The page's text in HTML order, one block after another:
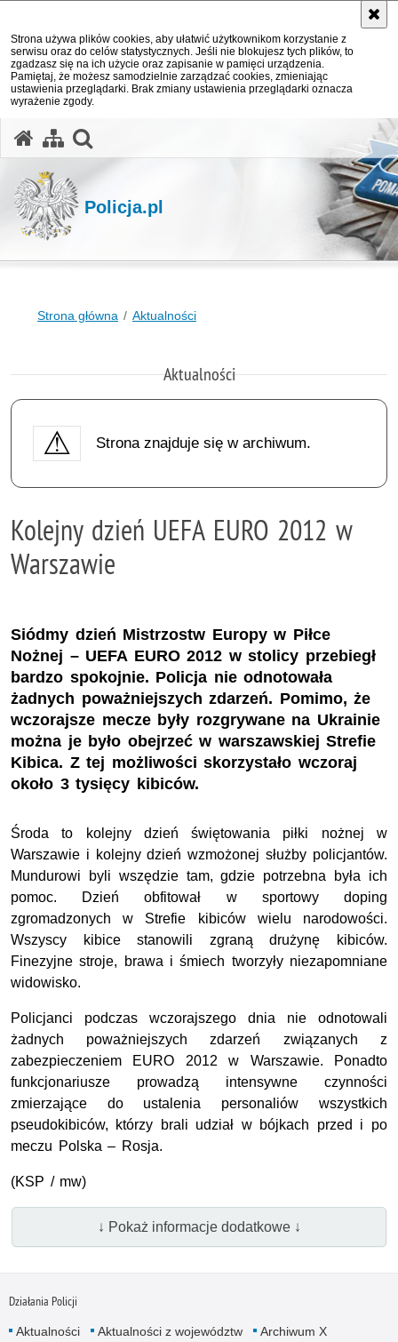
Strona używa plików cookies, aby ułatwić użytkownikom korzystanie z
serwisu oraz do celów statystycznych. Jeśli nie blokujesz tych plików, to
zgadzasz się na ich użycie oraz zapisanie w pamięci urządzenia.
Pamiętaj, że możesz samodzielnie zarządzać cookies, zmieniając
ustawienia przeglądarki. Brak zmiany ustawienia przeglądarki oznacza
wyrażenie zgody.
Policja.pl
Strona główna Aktualności
Aktualności
Strona znajduje się w archiwum.
Kolejny dzień UEFA EURO 2012 w
Warszawie
Siódmy dzień Mistrzostw Europy w Piłce
Nożnej – UEFA EURO 2012 w stolicy przebiegł
bardzo spokojnie. Policja nie odnotowała
żadnych poważniejszych zdarzeń. Pomimo, że
wczorajsze mecze były rozgrywane na Ukrainie
można je było obejrzeć w warszawskiej Strefie
Kibica. Z tej możliwości skorzystało wczoraj
około 3 tysięcy kibiców.
Środa to kolejny dzień świętowania piłki nożnej w
Warszawie i kolejny dzień wzmożonej służby policjantów.
Mundurowi byli wszędzie tam, gdzie potrzebna była ich
pomoc. Dzień obfitował w sportowy doping
zgromadzonych w Strefie kibiców wielu narodowości.
Wszyscy kibice stanowili zgraną drużynę kibiców.
Finezyjne stroje, brawa i śmiech tworzyły niezapomniane
widowisko.
Policjanci podczas wczorajszego dnia nie odnotowali
żadnych poważniejszych zdarzeń związanych z
zabezpieczeniem EURO 2012 w Warszawie. Ponadto
funkcjonariusze prowadzą intensywne czynności
zmierzające do ustalenia personaliów wszystkich
pseudokibiców, którzy brali udział w bójkach przed i po
meczu Polska – Rosja.
(KSP / mw)
↓ Pokaż informacje dodatkowe ↓
Działania Policji
Aktualności Aktualności z województw
Archiwum X